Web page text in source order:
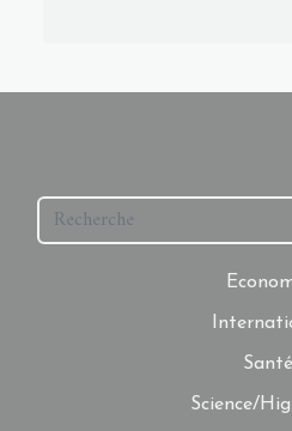
Santé
Science/